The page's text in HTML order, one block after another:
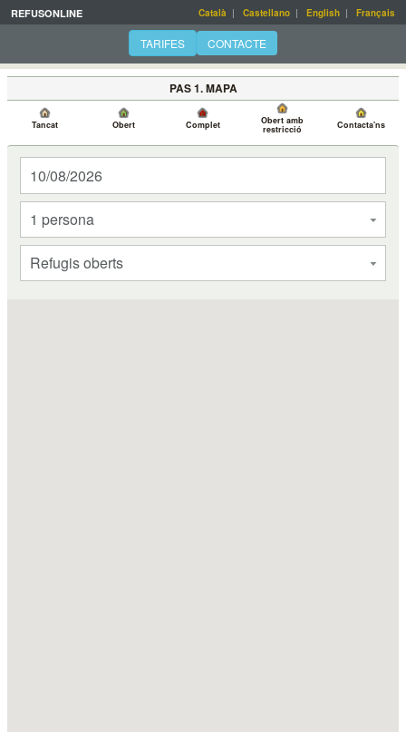
REFUSONLINE Català | Castellano | English | Français
TARIFES CONTACTE
Tancat Obert Complet Obert amb
restricció Contacta'ns
PAS 1. MAPA